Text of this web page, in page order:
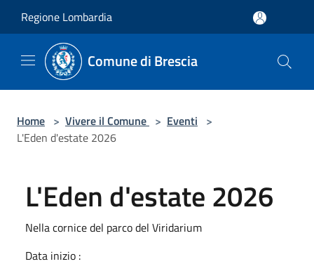
Regione Lombardia
Comune di Brescia
Home > Vivere il Comune > Eventi >
L'Eden d'estate 2026
L'Eden d'estate 2026
Nella cornice del parco del Viridarium
Data inizio :